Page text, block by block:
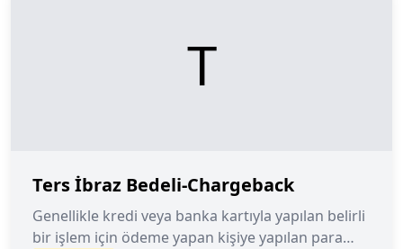
T
Ters İbraz Bedeli-Chargeback
Genellikle kredi veya banka kartıyla yapılan belirli
bir işlem için ödeme yapan kişiye yapılan para